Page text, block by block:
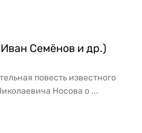
Семёнов и др.)
повесть известного
Носова о ...